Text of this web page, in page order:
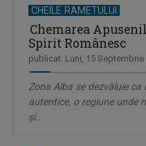
CHEILE RAMETULUI
Chemarea
Spirit Românesc
publicat: Luni, 15 Septembrie
Zona Alba se dezvăluie
autentice, o regiune unde
și...